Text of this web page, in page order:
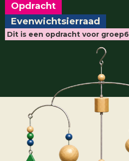
Opdracht
Evenwichtsierraad
Dit is een opdracht voor groep6